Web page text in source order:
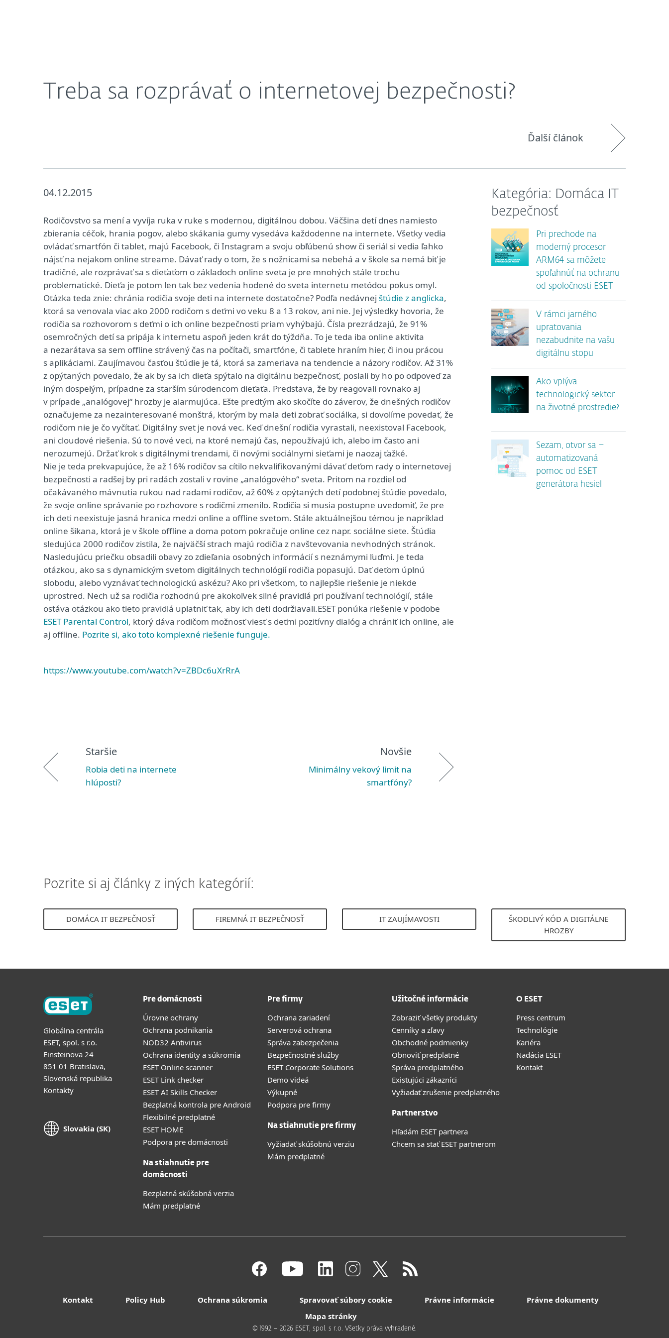
Treba sa rozprávať o internetovej bezpečnosti?
Ďalší článok
04.12.2015
Rodičovstvo sa mení a vyvíja ruka v ruke s modernou, digitálnou dobou. Väčšina detí dnes namiesto
zbierania céčok, hrania pogov, alebo skákania gumy vysedáva každodenne na internete. Všetky vedia
ovládať smartfón či tablet, majú Facebook, či Instagram a svoju obľúbenú show či seriál si vedia ľahko
nájsť na nejakom online streame. Dávať rady o tom, že s nožnicami sa nebehá a v škole sa nemá biť je
tradičné, ale rozprávať sa s dieťaťom o základoch online sveta je pre mnohých stále trochu
problematické. Dieťa je potom len tak bez vedenia hodené do sveta internetu metódou pokus omyl.
Otázka teda znie: chránia rodičia svoje deti na internete dostatočne? Podľa nedávnej štúdie z anglicka,
ktorá sa venovala viac ako 2000 rodičom s deťmi vo veku 8 a 13 rokov, ani nie. Jej výsledky hovoria, že
rodičia sa rozhovorom s deťmi o ich online bezpečnosti priam vyhýbajú. Čísla prezrádzajú, že 91%
osemročných detí sa pripája k internetu aspoň jeden krát do týždňa. To je teda iba online aktivita
a nezarátava sa sem offline strávený čas na počítači, smartfóne, či tablete hraním hier, či inou prácou
s aplikáciami. Zaujímavou časťou štúdie je tá, ktorá sa zameriava na tendencie a názory rodičov. Až 31%
z opýtaných povedalo, že ak by sa ich dieťa spýtalo na digitálnu bezpečnosť, poslali by ho po odpoveď za
iným dospelým, prípadne za starším súrodencom dieťaťa. Predstava, že by reagovali rovnako aj
v prípade „analógovej“ hrozby je alarmujúca. Ešte predtým ako skočíte do záverov, že dnešných rodičov
označujeme za nezainteresované monštrá, ktorým by mala deti zobrať sociálka, si dovolíme povedať, že
rodičom nie je čo vyčítať. Digitálny svet je nová vec. Keď dnešní rodičia vyrastali, neexistoval Facebook,
ani cloudové riešenia. Sú to nové veci, na ktoré nemajú čas, nepoužívajú ich, alebo im často ani
nerozumejú. Držať krok s digitálnymi trendami, či novými sociálnymi sieťami je naozaj ťažké.
Nie je teda prekvapujúce, že až 16% rodičov sa cítilo nekvalifikovanými dávať deťom rady o internetovej
bezpečnosti a radšej by pri radách zostali v rovine „analógového“ sveta. Pritom na rozdiel od
očakávaného mávnutia rukou nad radami rodičov, až 60% z opýtaných detí podobnej štúdie povedalo,
že svoje online správanie po rozhovore s rodičmi zmenilo. Rodičia si musia postupne uvedomiť, že pre
ich deti neexistuje jasná hranica medzi online a offline svetom. Stále aktuálnejšou témou je napríklad
online šikana, ktorá je v škole offline a doma potom pokračuje online cez napr. sociálne siete. Štúdia
sledujúca 2000 rodičov zistila, že najväčší strach majú rodičia z navštevovania nevhodných stránok.
Nasledujúcu priečku obsadili obavy zo zdieľania osobných informácií s neznámymi ľuďmi. Je teda
otázkou, ako sa s dynamickým svetom digitálnych technológií rodičia popasujú. Dať deťom úplnú
slobodu, alebo vyznávať technologickú askézu? Ako pri všetkom, to najlepšie riešenie je niekde
uprostred. Nech už sa rodičia rozhodnú pre akokoľvek silné pravidlá pri používaní technológií, stále
ostáva otázkou ako tieto pravidlá uplatniť tak, aby ich deti dodržiavali.ESET ponúka riešenie v podobe
ESET Parental Control, ktorý dáva rodičom možnosť viesť s deťmi pozitívny dialóg a chrániť ich online, ale
aj offline. Pozrite si, ako toto komplexné riešenie funguje.
https://www.youtube.com/watch?v=ZBDc6uXrRrA
Staršie
Robia deti na internete
hlúposti?
Novšie
Minimálny vekový limit na
smartfóny?
Kategória: Domáca IT
bezpečnosť
Pri prechode na
moderný procesor
ARM64 sa môžete
spoľahnúť na ochranu
od spoločnosti ESET
V rámci jarného
upratovania
nezabudnite na vašu
digitálnu stopu
Ako vplýva
technologický sektor
na životné prostredie?
Sezam, otvor sa –
automatizovaná
pomoc od ESET
generátora hesiel
Pozrite si aj články z iných kategórií:
DOMÁCA IT BEZPEČNOSŤ FIREMNÁ IT BEZPEČNOSŤ IT ZAUJÍMAVOSTI
ŠKODLIVÝ KÓD A DIGITÁLNE
HROZBY
Globálna centrála
ESET, spol. s r.o.
Einsteinova 24
851 01 Bratislava,
Slovenská republika
Kontakty
Slovakia (SK)
Pre domácnosti
Úrovne ochrany
Ochrana podnikania
NOD32 Antivirus
Ochrana identity a súkromia
ESET Online scanner
ESET Link checker
ESET AI Skills Checker
Bezplatná kontrola pre Android
Flexibilné predplatné
ESET HOME
Podpora pre domácnosti
Na stiahnutie pre
domácnosti
Bezplatná skúšobná verzia
Mám predplatné
Pre firmy
Ochrana zariadení
Serverová ochrana
Správa zabezpečenia
Bezpečnostné služby
ESET Corporate Solutions
Demo videá
Výkupné
Podpora pre firmy
Na stiahnutie pre firmy
Vyžiadať skúšobnú verziu
Mám predplatné
Užitočné informácie
Zobraziť všetky produkty
Cenníky a zľavy
Obchodné podmienky
Obnoviť predplatné
Správa predplatného
Existujúci zákazníci
Vyžiadať zrušenie predplatného
Partnerstvo
Hľadám ESET partnera
Chcem sa stať ESET partnerom
O ESET
Press centrum
Technológie
Kariéra
Nadácia ESET
Kontakt
Kontakt Policy Hub Ochrana súkromia Spravovať súbory cookie Právne informácie
Právne dokumenty
Mapa stránky
© 1992 – 2026 ESET, spol. s r.o. Všetky práva vyhradené.